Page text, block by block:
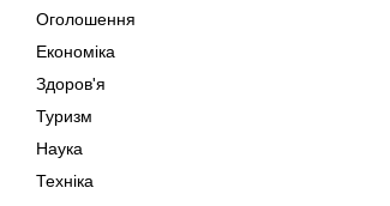
Оголошення
Економіка
Здоров'я
Туризм
Наука
Техніка